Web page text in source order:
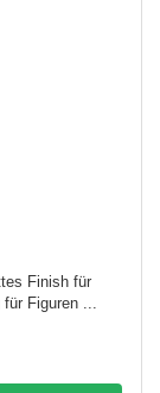
Finish für
Figuren ...